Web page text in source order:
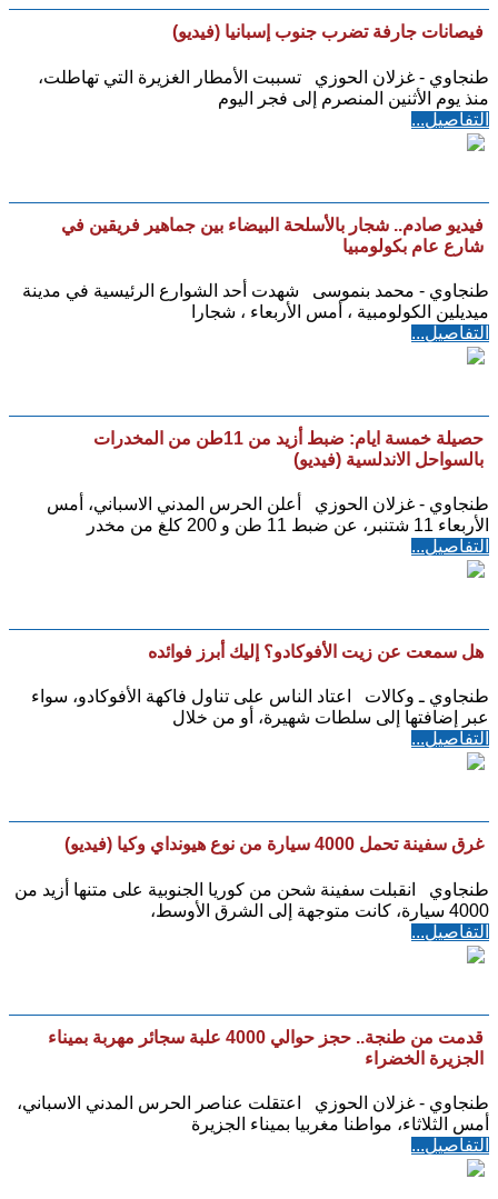
فيصانات جارفة تضرب جنوب إسبانيا (فيديو)
طنجاوي - غزلان الحوزي تسببت الأمطار الغزيرة التي تهاطلت،
منذ يوم الأثنين المنصرم إلى فجر اليوم
التفاصيل...
فيديو صادم.. شجار بالأسلحة البيضاء بين جماهير فريقين في
شارع عام بكولومبيا
طنجاوي - محمد بنموسى شهدت أحد الشوارع الرئيسية في مدينة
ميديلين الكولومبية ، أمس الأربعاء ، شجارا
التفاصيل...
حصيلة خمسة ايام: ضبط أزيد من 11طن من المخدرات
بالسواحل الاندلسية (فيديو)
طنجاوي - غزلان الحوزي أعلن الحرس المدني الاسباني، أمس
الأربعاء 11 شتنبر، عن ضبط 11 طن و 200 كلغ من مخدر
التفاصيل...
هل سمعت عن زيت الأفوكادو؟ إليك أبرز فوائده
طنجاوي ـ وكالات اعتاد الناس على تناول فاكهة الأفوكادو، سواء
عبر إضافتها إلى سلطات شهيرة، أو من خلال
التفاصيل...
غرق سفينة تحمل 4000 سيارة من نوع هيونداي وكيا (فيديو)
طنجاوي انقبلت سفينة شحن من كوريا الجنوبية على متنها أزيد من
4000 سيارة، كانت متوجهة إلى الشرق الأوسط،
التفاصيل...
قدمت من طنجة.. حجز حوالي 4000 علبة سجائر مهربة بميناء
الجزيرة الخضراء
طنجاوي - غزلان الحوزي اعتقلت عناصر الحرس المدني الاسباني،
أمس الثلاثاء، مواطنا مغربيا بميناء الجزيرة
التفاصيل...